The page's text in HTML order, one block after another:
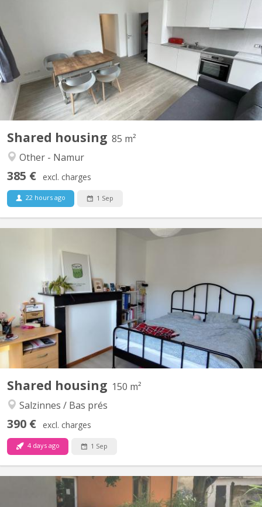
Shared housing 85 m²
Other - Namur
385 € excl. charges
22 hours ago 1 Sep
🏠 À Louer : 1 Chambres en Colocation à Saint-Servais, Namur
🏠 📍 Localisation : Situé à l'entrée de Saint-Servais à Namur, Rue
de Gembloux, à deux pas de la gare 🚆 et en face de la Belfius de
Saint-Servais 🏦. 🛋️ L'appartement : Superficie totale de 85 m² +
cour intérieure 🌿 Immeuble entièrement...
Shared housing 150 m²
Salzinnes / Bas prés
390 € excl. charges
4 days ago 1 Sep
🏡 chambre colocation salzinnes Une chambre disponible dans
une colocation féminine étudiante à Salzinnes, disponible à partir
du 1er septembre 2026 ! 🙂 - Chambre de 16m² - 2 salles de bain,
à partager avec 3 autres colocataires - Chambre située au 2eme
étage La colocation: - Maison avec jardin...
KN 145